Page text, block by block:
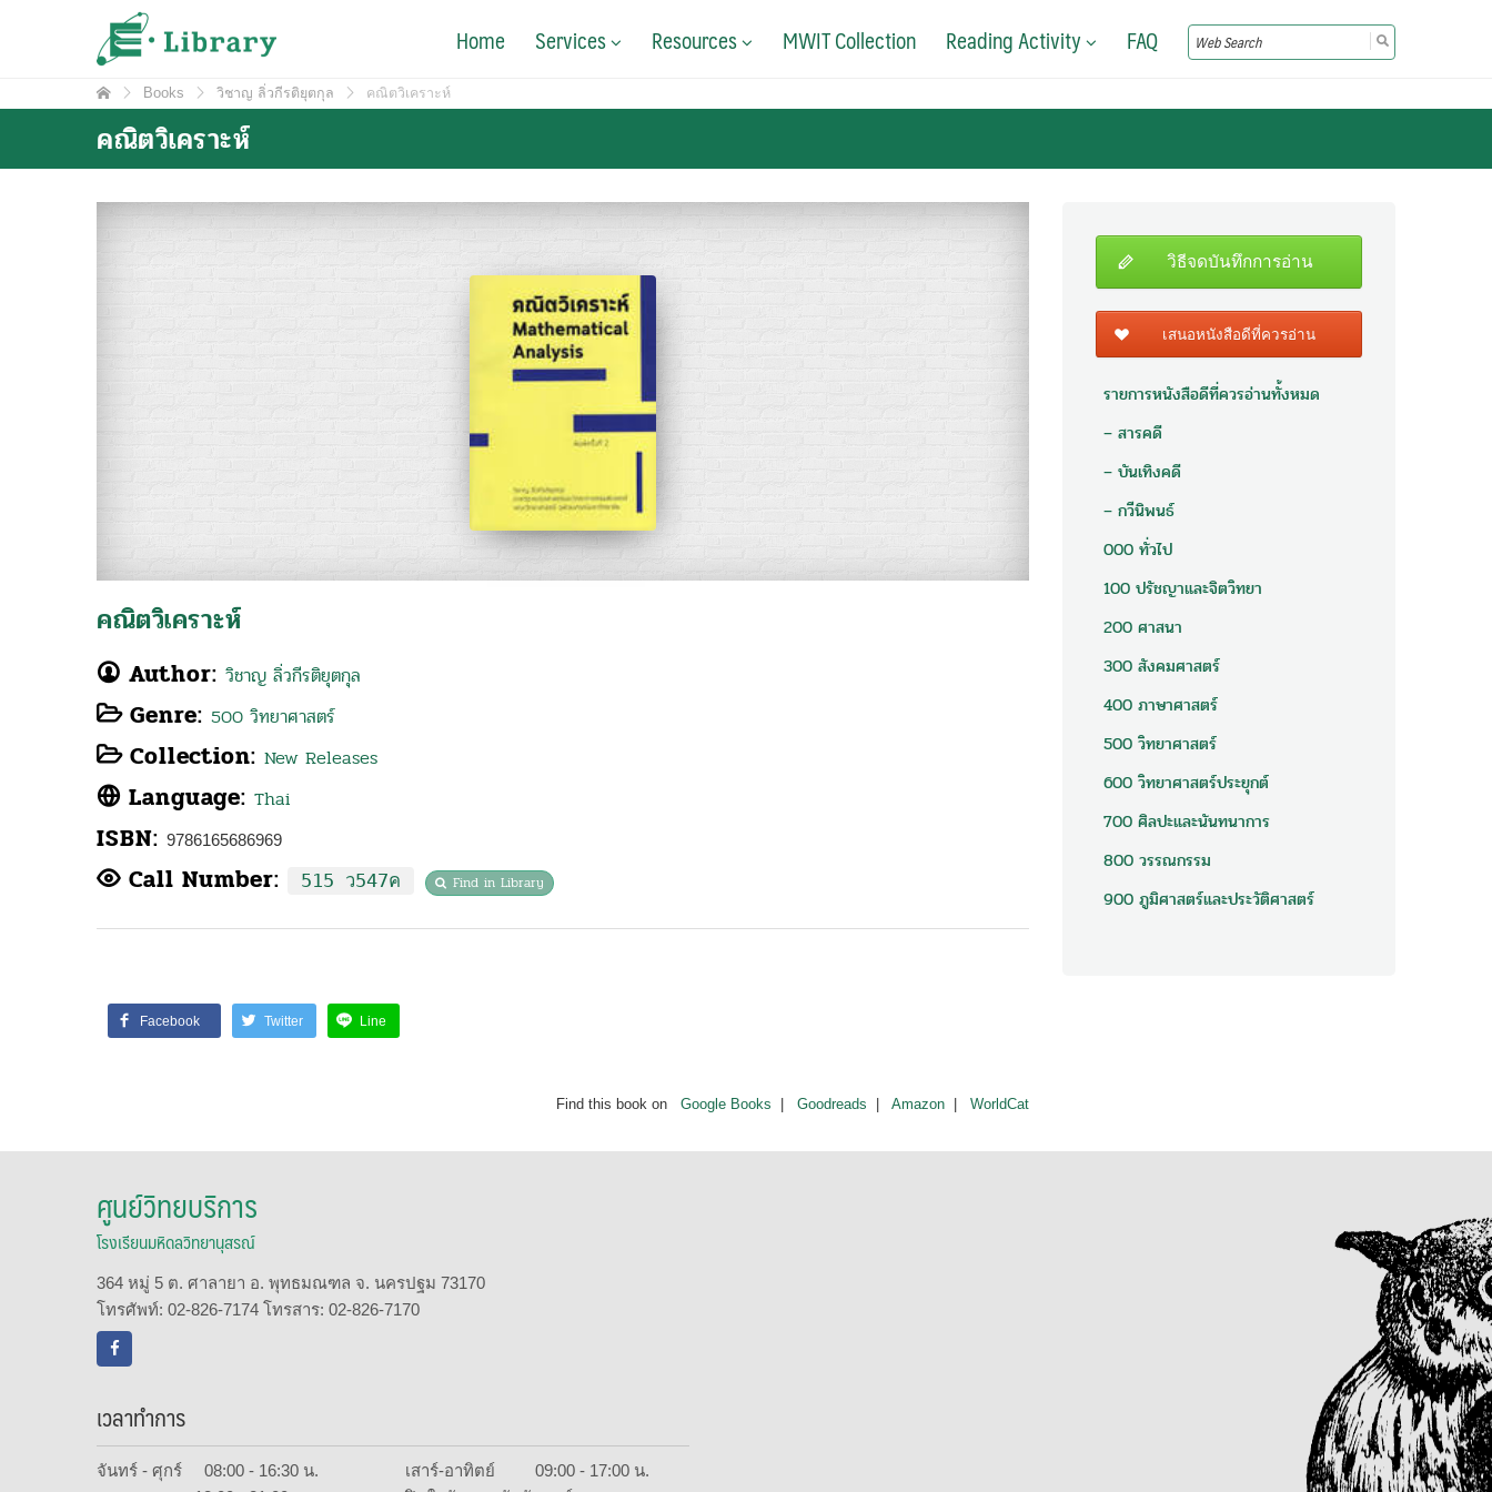
e-Library
ศูนย์วิทยบริการ โรงเรียนมหิดลวิทยานุสรณ์
Search
for:
Home Services Resources MWIT Collection Reading Activity FAQ
Books วิชาญ ลิ่วกีรติยุตกุล คณิตวิเคราะห์
คณิตวิเคราะห์
คณิตวิเคราะห์
Author: วิชาญ ลิ่วกีรติยุตกุล
Genre: 500 วิทยาศาสตร์
Collection: New Releases
Language: Thai
ISBN: 9786165686969
Call Number: 515 ว547ค Find in Library
Facebook Twitter Line
Find this book on Google Books Goodreads Amazon WorldCat
วิธีจดบันทึกการอ่าน
เสนอหนังสือดีที่ควรอ่าน
รายการหนังสือดีที่ควรอ่านทั้งหมด
– สารคดี
– บันเทิงคดี
– กวีนิพนธ์
000 ทั่วไป
100 ปรัชญาและจิตวิทยา
200 ศาสนา
300 สังคมศาสตร์
400 ภาษาศาสตร์
500 วิทยาศาสตร์
600 วิทยาศาสตร์ประยุกต์
700 ศิลปะและนันทนาการ
800 วรรณกรรม
900 ภูมิศาสตร์และประวัติศาสตร์
ศูนย์วิทยบริการ
โรงเรียนมหิดลวิทยานุสรณ์
364 หมู่ 5 ต. ศาลายา อ. พุทธมณฑล จ. นครปฐม 73170
โทรศัพท์: 02-826-7174 โทรสาร: 02-826-7170
เวลาทำการ
จันทร์ - ศุกร์ 08:00 - 16:30 น.
เสาร์-อาทิตย์ 09:00 - 17:00 น.